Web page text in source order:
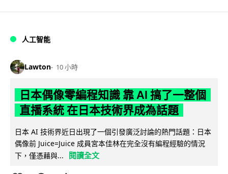
人工智能
Lawton 10 小時
日本偶像零編程知識 靠 AI 搞了一整個
直播系統 在日本技術界成為話題
日本 AI 技術界近日出現了一個引發廣泛討論的熱門話題：日本
偶像前 Juice=Juice 成員宮本佳林在完全沒有編程經驗的情況
下，僅憑藉與...
閱讀全文